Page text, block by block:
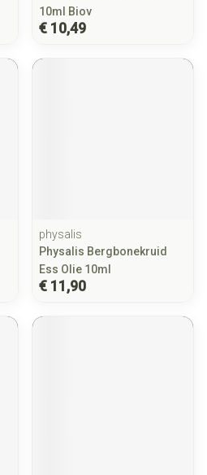
10ml Biov
€ 10,49
physalis
Physalis Bergbonekruid
Ess Olie 10ml
€ 11,90